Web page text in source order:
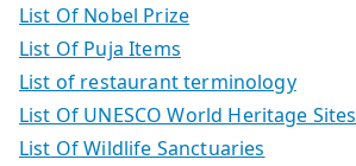
List Of Nobel Prize
List Of Puja Items
List of restaurant terminology
List Of UNESCO World Heritage Sites
List Of Wildlife Sanctuaries